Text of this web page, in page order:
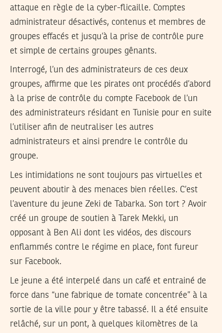
attaque en règle de la cyber-flicaille. Comptes
administrateur désactivés, contenus et membres de
groupes effacés et jusqu’à la prise de contrôle pure
et simple de certains groupes gênants.
Interrogé, l’un des administrateurs de ces deux
groupes, affirme que les pirates ont procédés d’abord
à la prise de contrôle du compte Facebook de l’un
des administrateurs résidant en Tunisie pour en suite
l’utiliser afin de neutraliser les autres
administrateurs et ainsi prendre le contrôle du
groupe.
Les intimidations ne sont toujours pas virtuelles et
peuvent aboutir à des menaces bien réelles. C’est
l’aventure du jeune Zeki de Tabarka. Son tort ? Avoir
créé un groupe de soutien à Tarek Mekki, un
opposant à Ben Ali dont les vidéos, des discours
enflammés contre le régime en place, font fureur
sur Facebook.
Le jeune a été interpelé dans un café et entrainé de
force dans “une fabrique de tomate concentrée” à la
sortie de la ville pour y être tabassé. Il a été ensuite
relâché, sur un pont, à quelques kilomètres de la